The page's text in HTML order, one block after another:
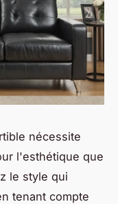
nécessite
l'esthétique que
le style qui
tenant compte